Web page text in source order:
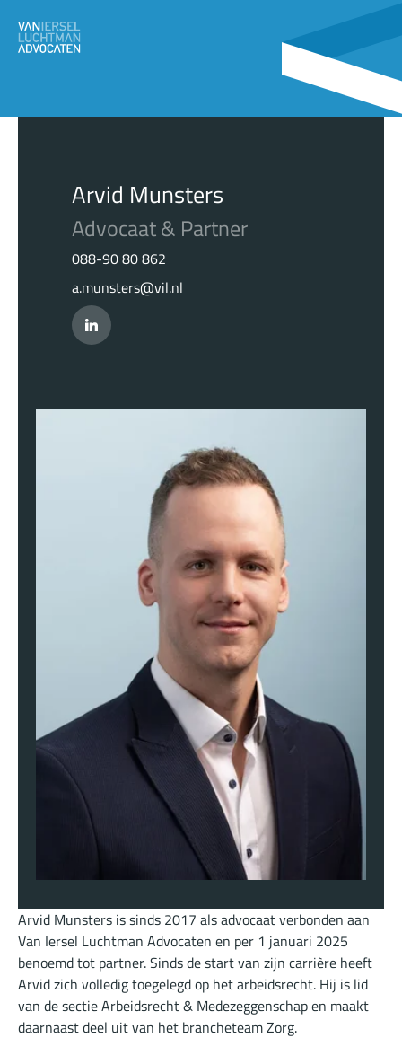
Arvid Munsters
Advocaat & Partner
088-90 80 862
a.munsters@vil.nl
Arvid Munsters is sinds 2017 als advocaat verbonden aan
Van Iersel Luchtman Advocaten en per 1 januari 2025
benoemd tot partner. Sinds de start van zijn carrière heeft
Arvid zich volledig toegelegd op het arbeidsrecht. Hij is lid
van de sectie Arbeidsrecht & Medezeggenschap en maakt
daarnaast deel uit van het brancheteam Zorg.